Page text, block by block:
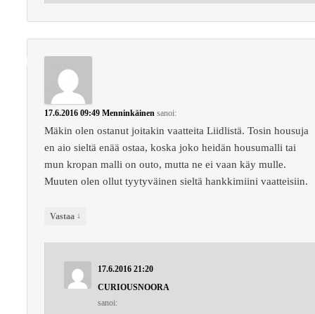
17.6.2016 09:49 Menninkäinen sanoi:
Mäkin olen ostanut joitakin vaatteita Liidlistä. Tosin housuja
en aio sieltä enää ostaa, koska joko heidän housumalli tai
mun kropan malli on outo, mutta ne ei vaan käy mulle.
Muuten olen ollut tyytyväinen sieltä hankkimiini vaatteisiin.
Vastaa ↓
17.6.2016 21:20
CURIOUSNOORA
sanoi: